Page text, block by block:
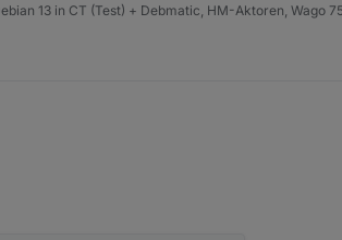
13 in CT (Test) + Debmatic, HM-Aktoren, Wago